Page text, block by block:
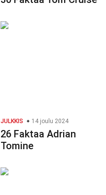
JULKKIS 14 joulu 2024
26 Faktaa Adrian
Tomine